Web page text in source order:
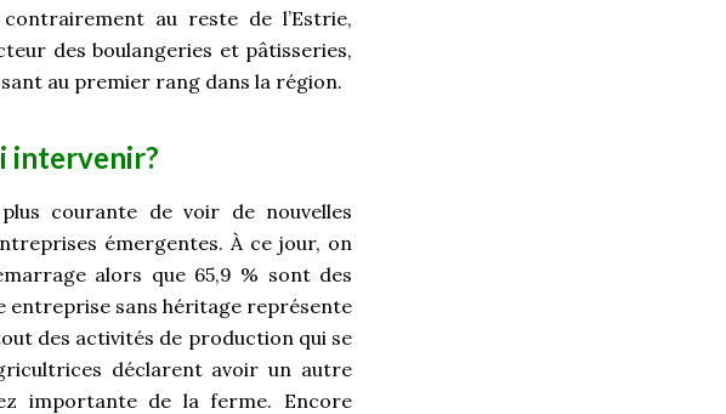
au reste de l’Estrie,
des boulangeries et pâtisseries,
au premier rang dans la région.
intervenir?
courante de voir de nouvelles
émergentes. À ce jour, on
alors que 65,9 % sont des
sans héritage représente
des activités de production qui se
déclarent avoir un autre
importante de la ferme. Encore